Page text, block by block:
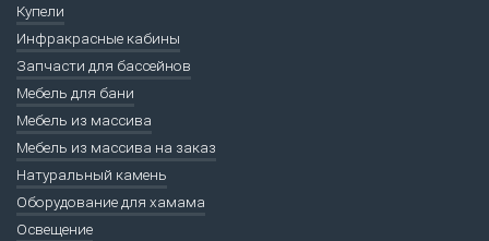
Купели
Инфракрасные кабины
Запчасти для бассейнов
Мебель для бани
Мебель из массива
Мебель из массива на заказ
Натуральный камень
Оборудование для хамама
Освещение